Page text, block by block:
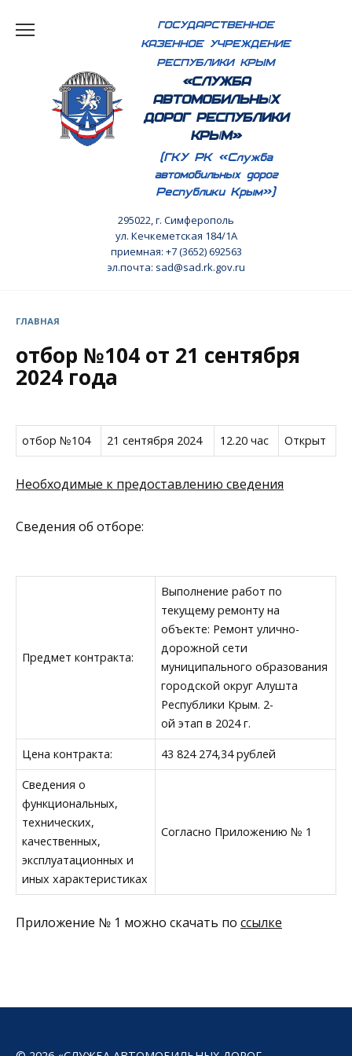
ГОСУДАРСТВЕННОЕ
КАЗЕННОЕ УЧРЕЖДЕНИЕ
РЕСПУБЛИКИ КРЫМ
«СЛУЖБА
АВТОМОБИЛЬНЫХ
ДОРОГ РЕСПУБЛИКИ
КРЫМ»
(ГКУ РК «Служба
автомобильных дорог
Республики Крым»)
295022, г. Симферополь
ул. Кечкеметская 184/1А
приемная: +7 (3652) 692563
эл.почта: sad@sad.rk.gov.ru
ГЛАВНАЯ
отбор №104 от 21 сентября
2024 года
отбор №104 21 сентября 2024 12.20 час Открыт
Необходимые к предоставлению сведения
Сведения об отборе:
Предмет контракта:
Выполнение работ по
текущему ремонту на
объекте: Ремонт улично-
дорожной сети
муниципального образования
городской округ Алушта
Республики Крым. 2-
ой этап в 2024 г.
Цена контракта: 43 824 274,34 рублей
Сведения о
функциональных,
технических,
качественных,
эксплуатационных и
иных характеристиках
Согласно Приложению № 1
Приложение № 1 можно скачать по ссылке